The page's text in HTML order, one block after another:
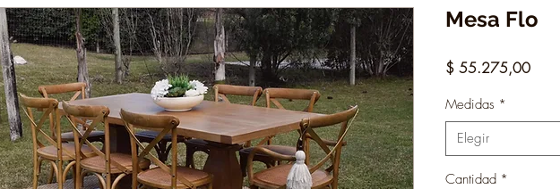
Mesa Flo
$ 55.275,00Precio
Medidas *
Elegir
Cantidad *